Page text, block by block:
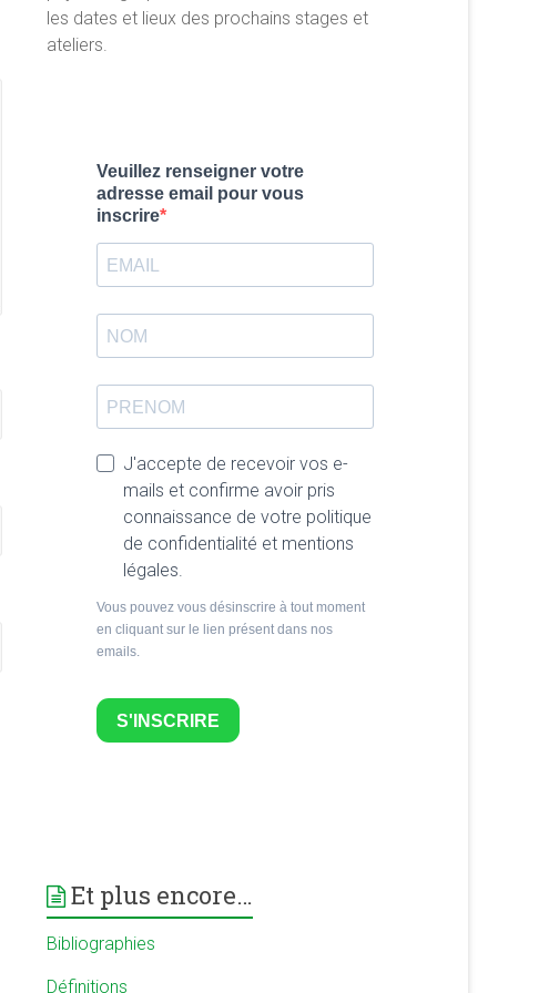
les dates et lieux des prochains stages et
ateliers.
Veuillez renseigner votre
adresse email pour vous
inscrire
J'accepte de recevoir vos e-
mails et confirme avoir pris
connaissance de votre politique
de confidentialité et mentions
légales.
Vous pouvez vous désinscrire à tout moment
en cliquant sur le lien présent dans nos
emails.
S'INSCRIRE
Et plus encore…
Bibliographies
Définitions